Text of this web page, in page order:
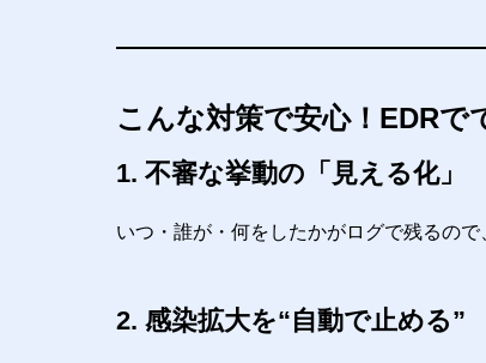
こんな対策で安心！EDRで
1. 不審な挙動の「見える化」
いつ・誰が・何をしたかがログで残るので
2. 感染拡大を“自動で止める”